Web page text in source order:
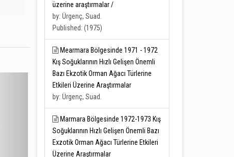
üzerine araştırmalar /
by: Ürgenç, Suad.
Published: (1975)
Mearmara Bölgesinde 1971 - 1972
Kış Soğuklarının Hızlı Gelişen Önemli
Bazı Ekzotik Orman Ağacı Türlerine
Etkileri Üzerine Araştırmalar
by: Ürgenç, Suad.
Marmara Bölgesinde 1972-1973 Kış
Soğuklarının Hızlı Gelişen Önemli Bazı
Exzotik Orman Ağacı Türlerine Etkileri
Üzerine Araştırmalar